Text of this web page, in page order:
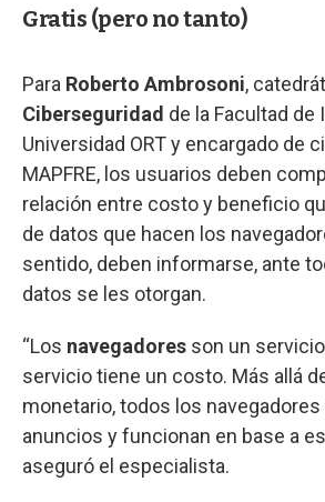
Gratis (pero no tanto)
Para Roberto Ambrosoni,
Ciberseguridad de la Facultad de
Universidad ORT y encargado de
MAPFRE, los usuarios deben
relación entre costo y beneficio
de datos que hacen los
sentido, deben informarse, ante
datos se les otorgan.
“Los navegadores son un
servicio tiene un costo. Más allá
monetario, todos los navegadores
anuncios y funcionan en base a
aseguró el especialista.